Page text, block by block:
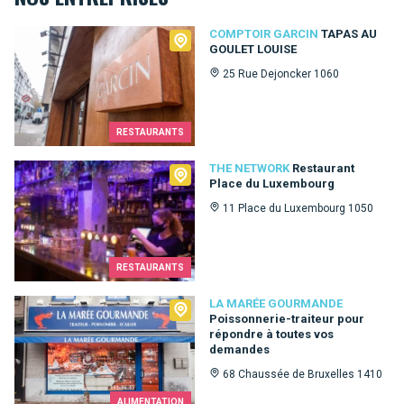
RESTAURANTS
COMPTOIR GARCIN TAPAS AU
GOULET LOUISE
25 Rue Dejoncker 1060
Comptoir Garcin
RESTAURANTS
THE NETWORK Restaurant
Place du Luxembourg
11 Place du Luxembourg 1050
The Network
ALIMENTATION
LA MARÉE GOURMANDE
Poissonnerie-traiteur pour
répondre à toutes vos
demandes
68 Chaussée de Bruxelles 1410
La Marée Gourmande